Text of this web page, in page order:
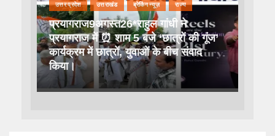
उत्तर प्रदेश उत्तराखंड ब्रेकिंग न्यूज़ राज्य
प्रयागराज9अगस्त26*राहुल गांधी ने
प्रयागराज में ⏰ शाम 5 बजे ‘छात्रों की गूंज’
कार्यक्रम में छात्रों, युवाओं के बीच संवाद
किया।